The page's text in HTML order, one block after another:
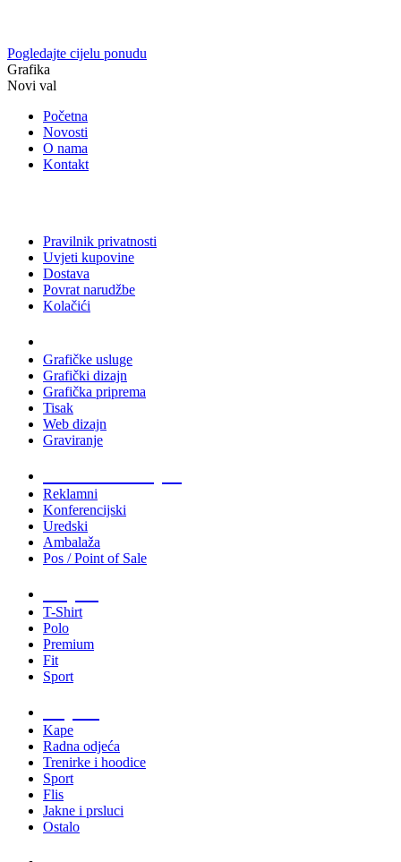
Pogledajte cijelu ponudu
Grafika
Novi val
Početna
Novosti
O nama
Kontakt
Pravilnik privatnosti
Uvjeti kupovine
Dostava
Povrat narudžbe
Kolačići
Grafičke usluge
Grafički dizajn
Grafička priprema
Tisak
Web dizajn
Graviranje
Reklamni
Konferencijski
Uredski
Ambalaža
Pos / Point of Sale
T-Shirt
Polo
Premium
Fit
Sport
Kape
Radna odjeća
Trenirke i hoodice
Sport
Flis
Jakne i prsluci
Ostalo